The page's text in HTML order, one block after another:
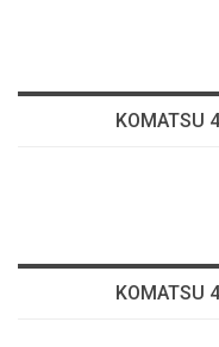
KOMATSU
KOMATSU